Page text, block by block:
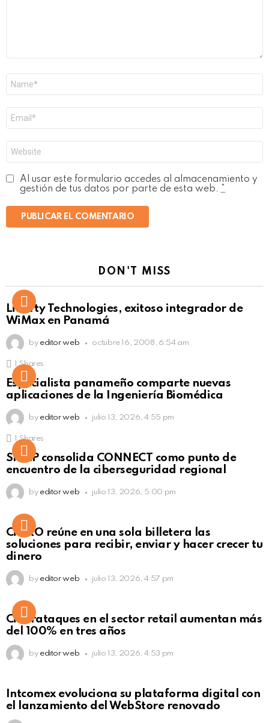
electrónico
*
Al usar este formulario accedes al almacenamiento y
gestión de tus datos por parte de esta web.
DON'T MISS
Liberty Technologies, exitoso integrador de
WiMax en Panamá
by editor web octubre 16, 2008, 6:54 am
Click to view this post
Shares
Especialista panameño comparte nuevas
aplicaciones de la Ingeniería Biomédica
by editor web julio 13, 2026, 4:55 pm
Click to view this post
Shares
SISAP consolida CONNECT como punto de
encuentro de la ciberseguridad regional
by editor web julio 13, 2026, 5:00 pm
Not Safe For Work
Click to view this post
CiNKO reúne en una sola billetera las
soluciones para recibir, enviar y hacer crecer tu
dinero
by editor web julio 13, 2026, 4:57 pm
Ciberataques en el sector retail aumentan más
del 100% en tres años
by editor web julio 13, 2026, 4:53 pm
Intcomex evoluciona su plataforma digital con
el lanzamiento del WebStore renovado